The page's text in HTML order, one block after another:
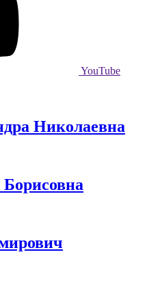
YouTube
Николаевна